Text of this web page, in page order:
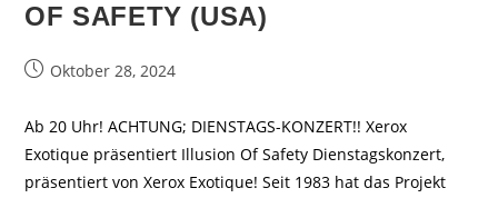
OF SAFETY (USA)
BeitragOktober 28, 2024
Ab 20 Uhr! ACHTUNG; DIENSTAGS-KONZERT!! Xerox
Exotique präsentiert Illusion Of Safety Dienstagskonzert,
präsentiert von Xerox Exotique! Seit 1983 hat das Projekt